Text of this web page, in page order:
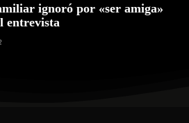
ignoró por «ser amiga»
entrevista